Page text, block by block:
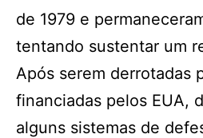
de 1979 e
tentando sustentar um
Após serem derrotadas
financiadas pelos EUA,
alguns sistemas de